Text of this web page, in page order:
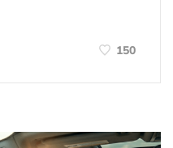
150